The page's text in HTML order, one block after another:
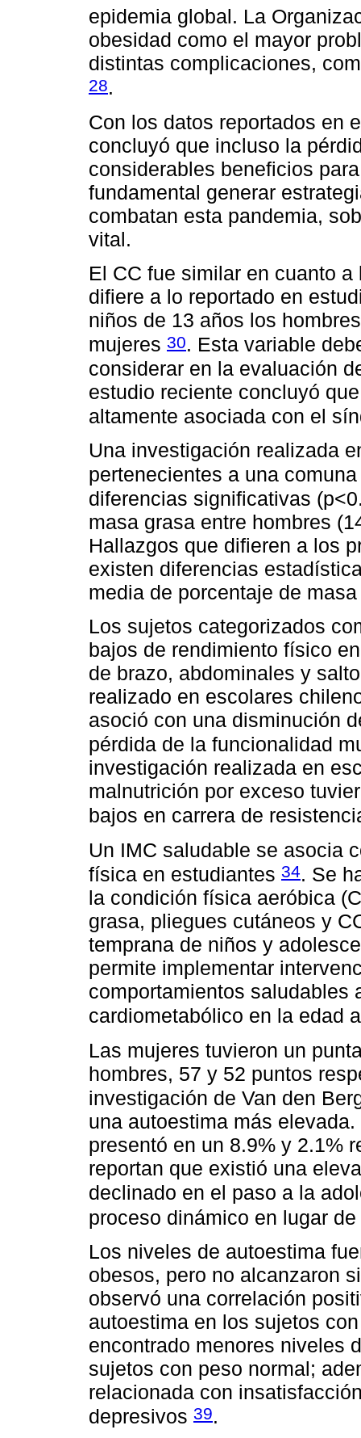
epidemia global. La
obesidad como el mayor
distintas complicaciones,
28.
Con los datos reportados en
concluyó que incluso la
considerables beneficios
fundamental generar
combatan esta pandemia,
vital.
El CC fue similar en cuanto
difiere a lo reportado en
niños de 13 años los
mujeres 30. Esta variable
considerar en la evaluación
estudio reciente concluyó
altamente asociada con el
Una investigación realizada
pertenecientes a una
diferencias significativas
masa grasa entre hombres
Hallazgos que difieren a los
existen diferencias
media de porcentaje de
Los sujetos categorizados
bajos de rendimiento físico
de brazo, abdominales y
realizado en escolares
asoció con una disminución
pérdida de la funcionalidad
investigación realizada en
malnutrición por exceso
bajos en carrera de
Un IMC saludable se asocia
física en estudiantes 34. Se
la condición física aeróbica
grasa, pliegues cutáneos y
temprana de niños y
permite implementar
comportamientos saludables
cardiometabólico en la edad
Las mujeres tuvieron un
hombres, 57 y 52 puntos
investigación de Van den
una autoestima más
presentó en un 8.9% y 2.1%
reportan que existió una
declinado en el paso a la
proceso dinámico en lugar
Los niveles de autoestima
obesos, pero no alcanzaron
observó una correlación
autoestima en los sujetos
encontrado menores niveles
sujetos con peso normal;
relacionada con
depresivos 39.